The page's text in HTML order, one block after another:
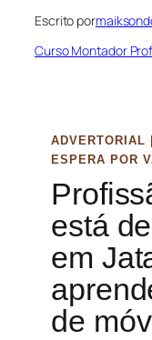
Escrito por
Curso Montador
ADVERTORIAL
ESPERA POR
está
em
de